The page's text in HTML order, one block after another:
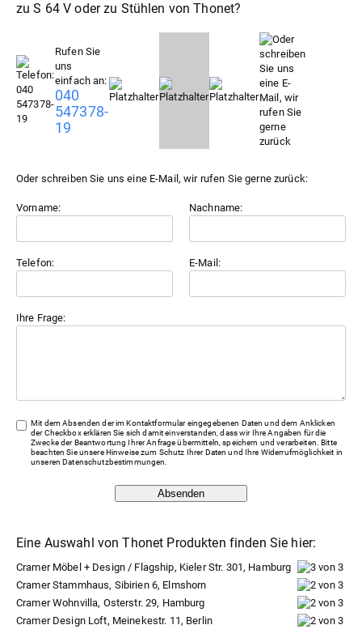
zu S 64 V oder zu Stühle von Thonet?
Rufen Sie
uns
einfach an:
040
547378-
19
Oder schreiben Sie uns eine E-Mail, wir rufen Sie gerne zurück:
Vorname: Nachname:
Telefon: E-Mail:
Ihre Frage:
Mit dem Absenden der im Kontaktformular eingegebenen Daten und dem Anklicken
der Checkbox erklären Sie sich damit einverstanden, dass wir Ihre Angaben für die
Zwecke der Beantwortung Ihrer Anfrage übermitteln, speichern und verarbeiten. Bitte
beachten Sie unsere Hinweise zum Schutz Ihrer Daten und Ihre Widerrufmöglichkeit in
unserenDatenschutzbestimmungen
Absenden
Eine Auswahl von Thonet Produkten finden Sie hier:
Cramer Möbel + Design / Flagship, Kieler Str. 301, Hamburg
Cramer Stammhaus, Sibirien 6, Elmshorn
Cramer Wohnvilla, Osterstr. 29, Hamburg
Cramer Design Loft, Meinekestr. 11, Berlin